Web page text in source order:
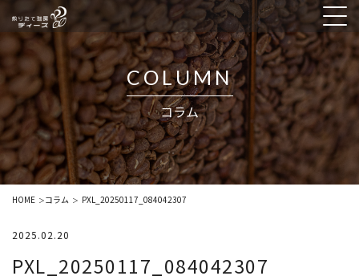
COLUMN
コラム
HOME ＞コラム ＞ PXL_20250117_084042307
2025.02.20
PXL_20250117_084042307